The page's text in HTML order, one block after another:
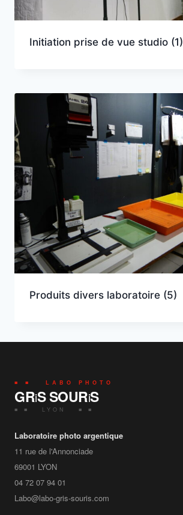
Initiation prise de vue studio (1)
Produits divers laboratoire (5)
■ ■ LABO PHOTO
GRiS SOURiS
■ ■ LYON ■ ■
Laboratoire photo argentique
11 rue de l'Annonciade
69001 LYON
04 72 07 94 01
Labo@labo-gris-souris.com